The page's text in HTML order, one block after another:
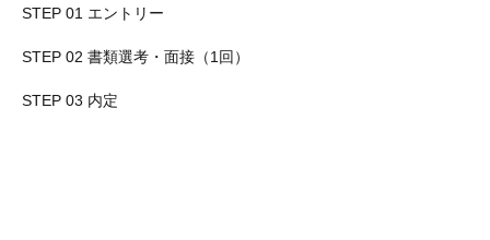
STEP 01 エントリー
STEP 02 書類選考・面接（1回）
STEP 03 内定